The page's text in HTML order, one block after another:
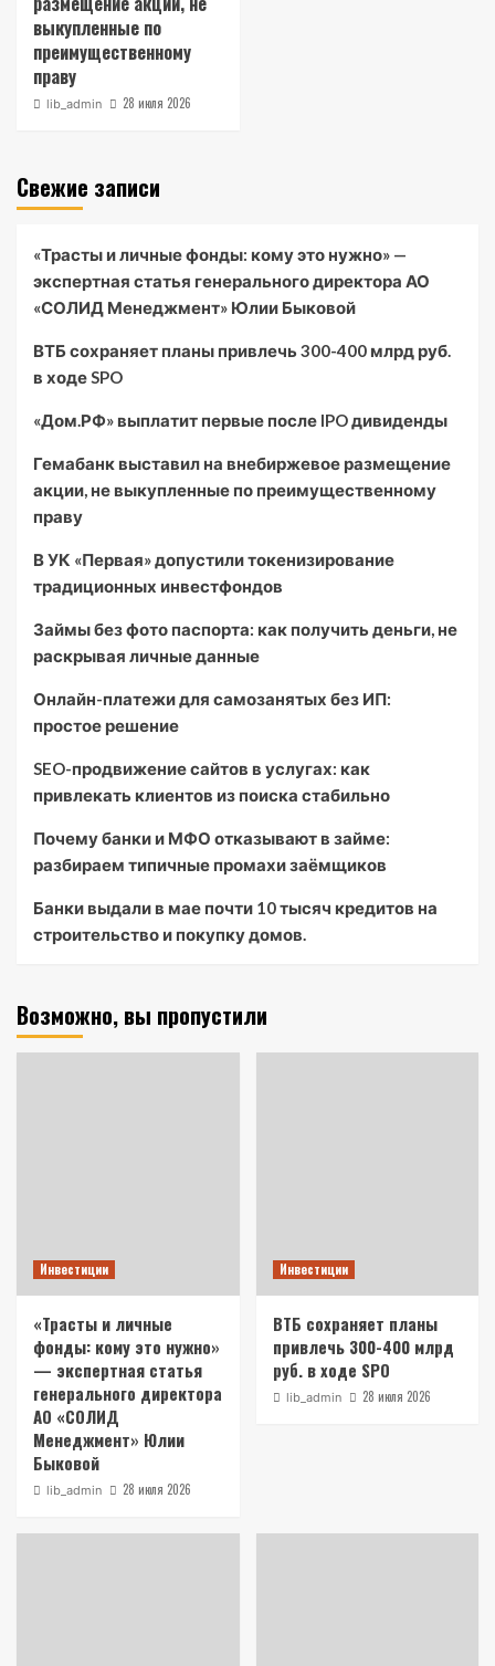
выкупленные по
преимущественному
праву
lib_admin 28 июля 2026
Свежие записи
«Трасты и личные фонды: кому это нужно» —
экспертная статья генерального директора АО
«СОЛИД Менеджмент» Юлии Быковой
ВТБ сохраняет планы привлечь 300-400 млрд руб.
в ходе SPO
«Дом.РФ» выплатит первые после IPO дивиденды
Гемабанк выставил на внебиржевое размещение
акции, не выкупленные по преимущественному
праву
В УК «Первая» допустили токенизирование
традиционных инвестфондов
Займы без фото паспорта: как получить деньги, не
раскрывая личные данные
Онлайн-платежи для самозанятых без ИП:
простое решение
SEO-продвижение сайтов в услугах: как
привлекать клиентов из поиска стабильно
Почему банки и МФО отказывают в займе:
разбираем типичные промахи заёмщиков
Банки выдали в мае почти 10 тысяч кредитов на
строительство и покупку домов.
Возможно, вы пропустили
Инвестиции
«Трасты и личные
фонды: кому это нужно»
— экспертная статья
генерального директора
АО «СОЛИД
Менеджмент» Юлии
Быковой
lib_admin 28 июля 2026
Инвестиции
ВТБ сохраняет планы
привлечь 300-400 млрд
руб. в ходе SPO
lib_admin 28 июля 2026